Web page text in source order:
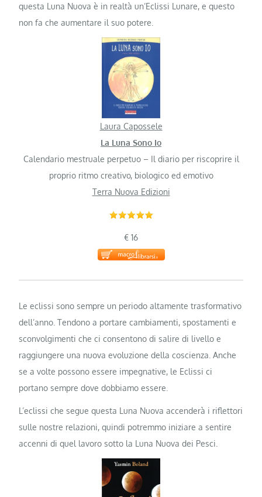
questa Luna Nuova è in realtà un’Eclissi Lunare, e questo
non fa che aumentare il suo potere.
Laura Capossele
La Luna Sono Io
Calendario mestruale perpetuo – Il diario per riscoprire il
proprio ritmo creativo, biologico ed emotivo
Terra Nuova Edizioni
€ 16
Le eclissi sono sempre un periodo altamente trasformativo
dell’anno. Tendono a portare cambiamenti, spostamenti e
sconvolgimenti che ci consentono di salire di livello e
raggiungere una nuova evoluzione della coscienza. Anche
se a volte possono essere impegnative, le Eclissi ci
portano sempre dove dobbiamo essere.
L’eclissi che segue questa Luna Nuova accenderà i riflettori
sulle nostre relazioni, quindi potremmo iniziare a sentire
accenni di quel lavoro sotto la Luna Nuova dei Pesci.